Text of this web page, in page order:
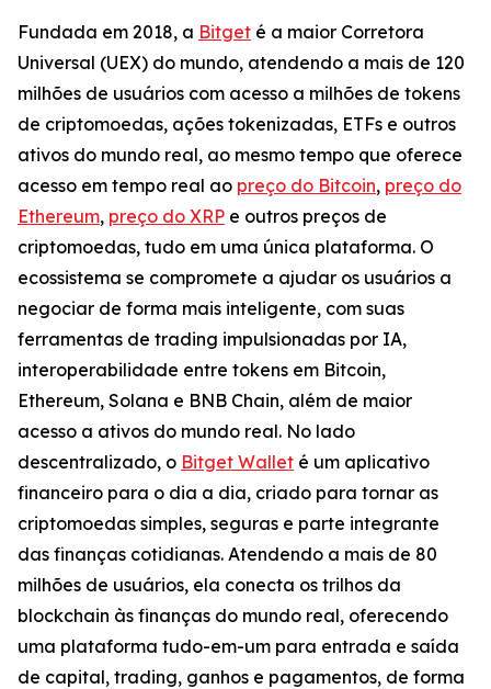
Fundada em 2018, a Bitget é a maior Corretora
Universal (UEX) do mundo, atendendo a mais de 120
milhões de usuários com acesso a milhões de tokens
de criptomoedas, ações tokenizadas, ETFs e outros
ativos do mundo real, ao mesmo tempo que oferece
acesso em tempo real ao preço do Bitcoin, preço do
Ethereum, preço do XRP e outros preços de
criptomoedas, tudo em uma única plataforma. O
ecossistema se compromete a ajudar os usuários a
negociar de forma mais inteligente, com suas
ferramentas de trading impulsionadas por IA,
interoperabilidade entre tokens em Bitcoin,
Ethereum, Solana e BNB Chain, além de maior
acesso a ativos do mundo real. No lado
descentralizado, o Bitget Wallet é um aplicativo
financeiro para o dia a dia, criado para tornar as
criptomoedas simples, seguras e parte integrante
das finanças cotidianas. Atendendo a mais de 80
milhões de usuários, ela conecta os trilhos da
blockchain às finanças do mundo real, oferecendo
uma plataforma tudo-em-um para entrada e saída
de capital, trading, ganhos e pagamentos, de forma